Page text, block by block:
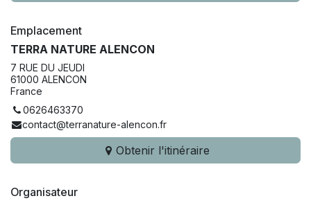
Emplacement
TERRA NATURE ALENCON
7 RUE DU JEUDI
61000 ALENCON
France
0626463370
contact@terranature-alencon.fr
Obtenir l'itinéraire
Organisateur